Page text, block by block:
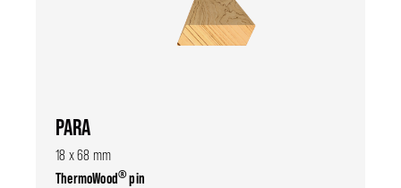
PARA
18 x 68 mm
ThermoWood®pin